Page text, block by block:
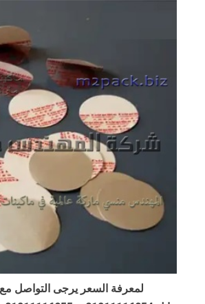
لمعرفة السعر يرجى التواصل مع